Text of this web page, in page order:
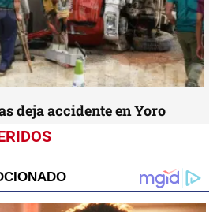
deja accidente en Yoro